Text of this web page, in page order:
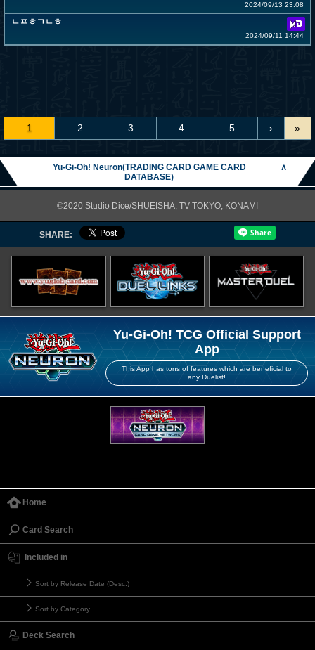
2024/09/13 23:08
ㄴㅍㅎㄱㄴㅎ
2024/09/11 14:44
1 2 3 4 5 › »
Yu-Gi-Oh! Neuron(TRADING CARD GAME CARD
DATABASE)
∧
©2020 Studio Dice/SHUEISHA, TV TOKYO, KONAMI
SHARE:
Yu-Gi-Oh! TCG Official Support
App
This App has tons of features which are beneficial to
any Duelist!
Home
Card Search
Included in
Sort by Release Date (Desc.)
Sort by Category
Deck Search